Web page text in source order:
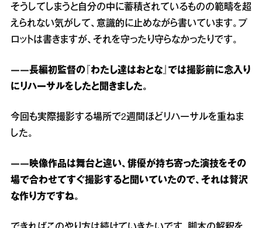
そうしてしまうと自分の中に蓄積されているものの範疇を超
えられない気がして、意識的に止めながら書いています。プ
ロットは書きますが、それを守ったり守らなかったりです。
――長編初監督の『わたし達はおとな』では撮影前に念入り
にリハーサルをしたと聞きました。
今回も実際撮影する場所で2週間ほどリハーサルを重ねま
した。
――映像作品は舞台と違い、俳優が持ち寄った演技をその
場で合わせてすぐ撮影すると聞いていたので、それは贅沢
な作り方ですね。